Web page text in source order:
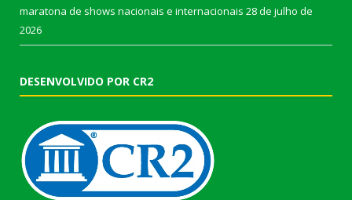
maratona de shows nacionais e internacionais 28 de julho de
2026
DESENVOLVIDO POR CR2